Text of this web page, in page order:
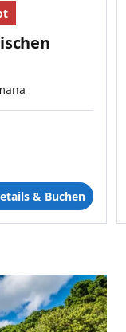
& Buchen